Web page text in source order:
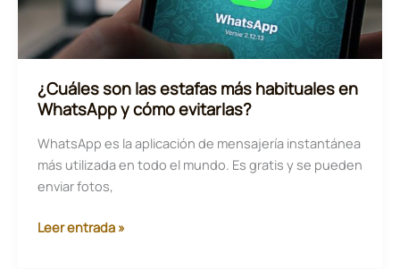
¿Cuáles son las estafas más habituales en
WhatsApp y cómo evitarlas?
WhatsApp es la aplicación de mensajería instantánea
más utilizada en todo el mundo. Es gratis y se pueden
enviar fotos,
¿Cuáles
Leer entrada »